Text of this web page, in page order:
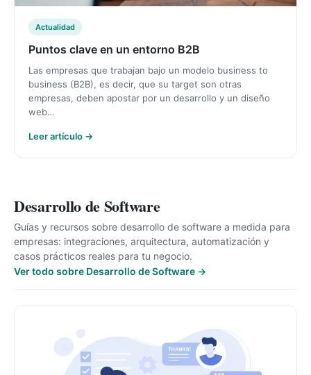
Actualidad
Puntos clave en un entorno B2B
Las empresas que trabajan bajo un modelo business to
business (B2B), es decir, que su target son otras
empresas, deben apostar por un desarrollo y un diseño
web…
Leer artículo →
Desarrollo de Software
Guías y recursos sobre desarrollo de software a medida para
empresas: integraciones, arquitectura, automatización y
casos prácticos reales para tu negocio.
Ver todo sobre Desarrollo de Software →